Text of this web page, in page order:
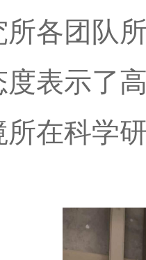
各团队
表示了
在科学